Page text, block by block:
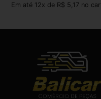
Em até 12x de R$ 5,17 no